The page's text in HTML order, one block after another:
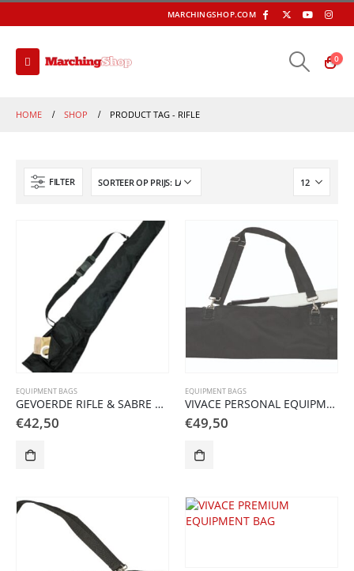
MARCHINGSHOP.COM
0
HOME SHOP PRODUCT TAG - RIFLE
FILTER
EQUIPMENT BAGS
GEVOERDE RIFLE & SABRE TAS
€42,50
EQUIPMENT BAGS
VIVACE PERSONAL EQUIPMENT BAG
€49,50